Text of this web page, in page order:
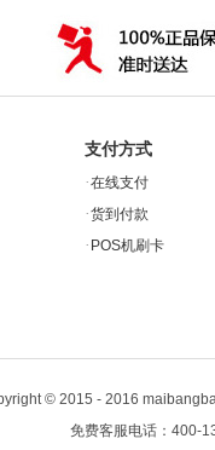
支付方式
·在线支付
·货到付款
· POS机刷卡
© 2015 - 2016
免费客服电话：400-